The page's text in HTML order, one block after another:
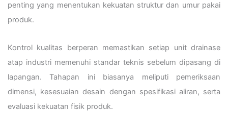
penting yang menentukan kekuatan struktur dan umur pakai
produk.
Kontrol kualitas berperan memastikan setiap unit drainase
atap industri memenuhi standar teknis sebelum dipasang di
lapangan. Tahapan ini biasanya meliputi pemeriksaan
dimensi, kesesuaian desain dengan spesifikasi aliran, serta
evaluasi kekuatan fisik produk.